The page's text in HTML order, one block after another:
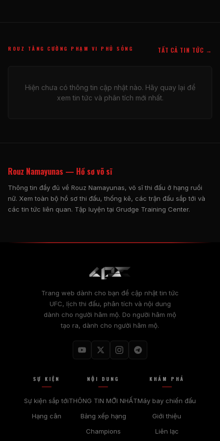
ROUZ TĂNG CƯỜNG PHẠM VI PHỦ SÓNG TẤT CẢ TIN TỨC →
Hiện chưa có thông tin cập nhật nào. Hãy quay lại để
xem tin tức và phân tích mới nhất.
Rouz Namayunas — Hồ sơ võ sĩ
Thông tin đầy đủ về Rouz Namayunas, võ sĩ thi đấu ở hạng ruồi
nữ. Xem toàn bộ hồ sơ thi đấu, thống kê, các trận đấu sắp tới và
các tin tức liên quan. Tập luyện tại Grudge Training Center.
Trang web dành cho bạn để cập nhật tin tức
UFC, lịch thi đấu, phân tích và nội dung
dành cho người hâm mộ. Do người hâm mộ
tạo ra, dành cho người hâm mộ.
SỰ KIỆN
Sự kiện sắp tới
Hạng cân
NỘI DUNG
THÔNG TIN MỚI NHẤT
Bảng xếp hạng
Champions
KHÁM PHÁ
Máy bay chiến đấu
Giới thiệu
Liên lạc